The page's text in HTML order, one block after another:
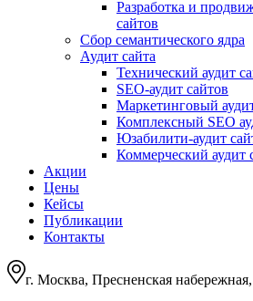
Разработка и
сайтов
Сбор семантического ядра
Аудит сайта
Технический аудит
SEO-аудит сайтов
Маркетинговый
Комплексный SEO
Юзабилити-аудит
Коммерческий аудит
Акции
Цены
Кейсы
Публикации
Контакты
г. Москва, Пресненская набережная,